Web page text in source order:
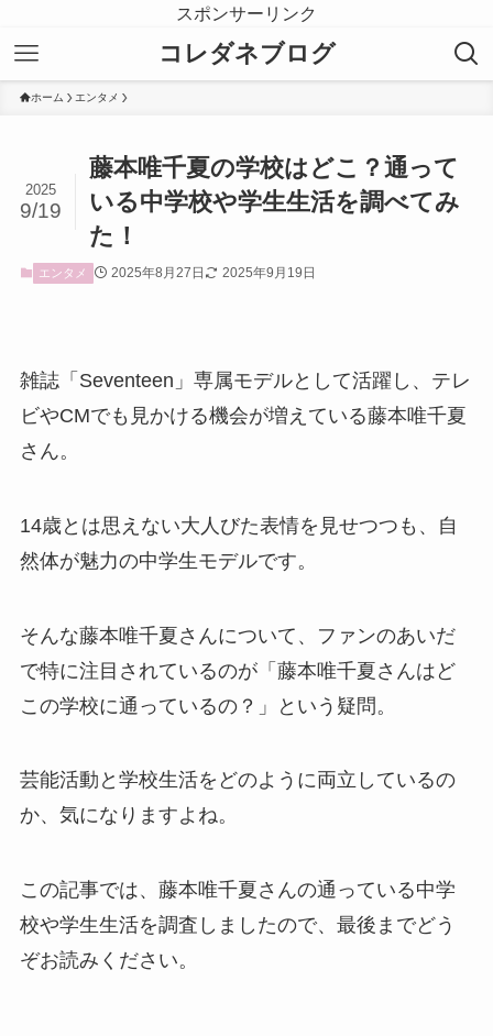
スポンサーリンク
コレダネブログ
ホーム エンタメ
藤本唯千夏の学校はどこ？通って
いる中学校や学生生活を調べてみ
た！
2025
9/19
エンタメ 2025年8月27日 2025年9月19日
雑誌「Seventeen」専属モデルとして活躍し、テレ
ビやCMでも見かける機会が増えている藤本唯千夏
さん。
14歳とは思えない大人びた表情を見せつつも、自
然体が魅力の中学生モデルです。
そんな藤本唯千夏さんについて、ファンのあいだ
で特に注目されているのが「藤本唯千夏さんはど
この学校に通っているの？」という疑問。
芸能活動と学校生活をどのように両立しているの
か、気になりますよね。
この記事では、藤本唯千夏さんの通っている中学
校や学生生活を調査しましたので、最後までどう
ぞお読みください。